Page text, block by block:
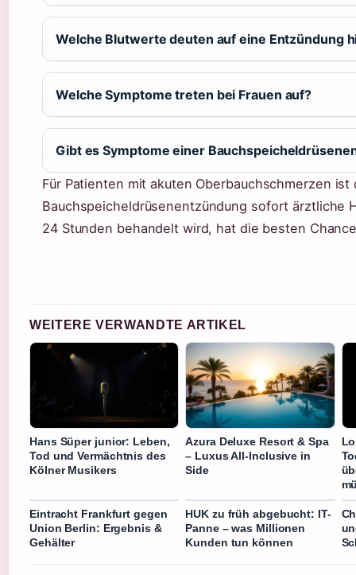
Welche Blutwerte deuten auf eine Entzündung
Welche Symptome treten bei Frauen auf?
Gibt es Symptome einer
Für Patienten mit akuten Oberbauchschmerzen
Bauchspeicheldrüsenentzündung sofort ärztliche
24 Stunden behandelt wird, hat die besten
WEITERE VERWANDTE ARTIKEL
Hans Süper junior: Leben,
Tod und Vermächtnis des
Kölner Musikers
Azura Deluxe Resort & Spa
– Luxus All-Inclusive in
Side
Eintracht Frankfurt gegen
Union Berlin: Ergebnis &
Gehälter
HUK zu früh abgebucht: IT-
Panne – was Millionen
Kunden tun können